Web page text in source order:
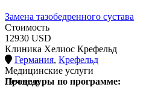
Замена тазобедренного сустава
Стоимость
12930 USD
Клиника Хелиос Крефельд
Германия, Крефельд
Медицинские услуги
Процедуры по программе:
Лечение